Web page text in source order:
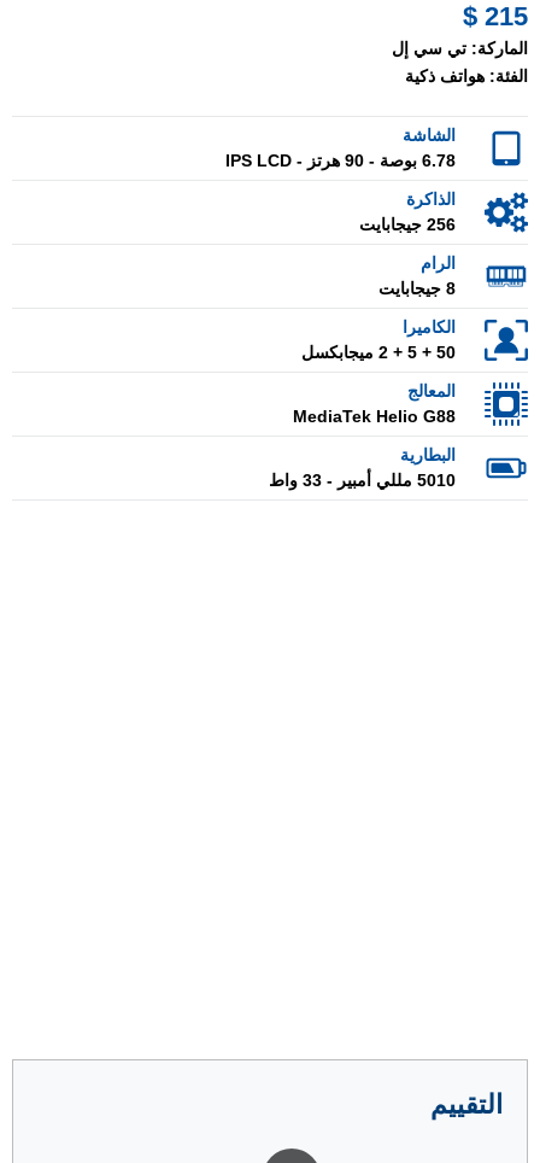
215 $
الماركة: تي سي إل
الفئة: هواتف ذكية
الشاشة
6.78 بوصة - 90 هرتز - IPS LCD
الذاكرة
256 جيجابايت
الرام
8 جيجابايت
الكاميرا
50 + 5 + 2 ميجابكسل
المعالج
MediaTek Helio G88
البطارية
5010 مللي أمبير - 33 واط
التقييم